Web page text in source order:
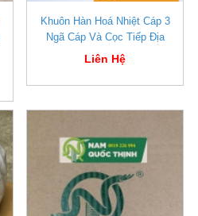
Khuôn Hàn Hoá Nhiệt Cáp 3
Ngã Cáp Và Cọc Tiếp Địa
Liên Hệ